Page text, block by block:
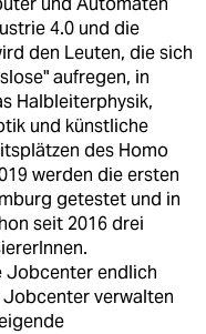
4.0 und die
den Leuten, die sich
aufregen, in
Halbleiterphysik,
und künstliche
des Homo
werden die ersten
getestet und in
seit 2016 drei
Jobcenter endlich
verwalten